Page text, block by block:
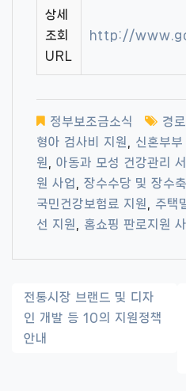
상세
조회
URL
http://
정부보조금소식 경
형아 검사비 지원
신혼부부
원
아동과 모성 건강관리
원 사업
장수수당 및 장수
국민건강보험료 지원
주택
선 지원
홈쇼핑 판로지원
글
내
전통시장 브랜드 및 디자
인 개발 등 10의 지원정책
안내